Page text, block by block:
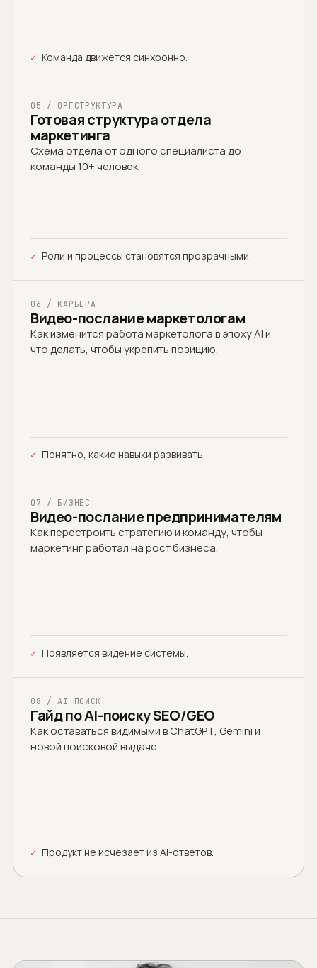
Команда движется синхронно.
05 / ОРГСТРУКТУРА
Готовая структура отдела
маркетинга
Схема отдела от одного специалиста до
команды 10+ человек.
Роли и процессы становятся прозрачными.
06 / КАРЬЕРА
Видео-послание маркетологам
Как изменится работа маркетолога в эпоху AI и
что делать, чтобы укрепить позицию.
Понятно, какие навыки развивать.
07 / БИЗНЕС
Видео-послание предпринимателям
Как перестроить стратегию и команду, чтобы
маркетинг работал на рост бизнеса.
Появляется видение системы.
08 / AI-ПОИСК
Гайд по AI-поиску SEO/GEO
Как оставаться видимыми в ChatGPT, Gemini и
новой поисковой выдаче.
Продукт не исчезает из AI-ответов.